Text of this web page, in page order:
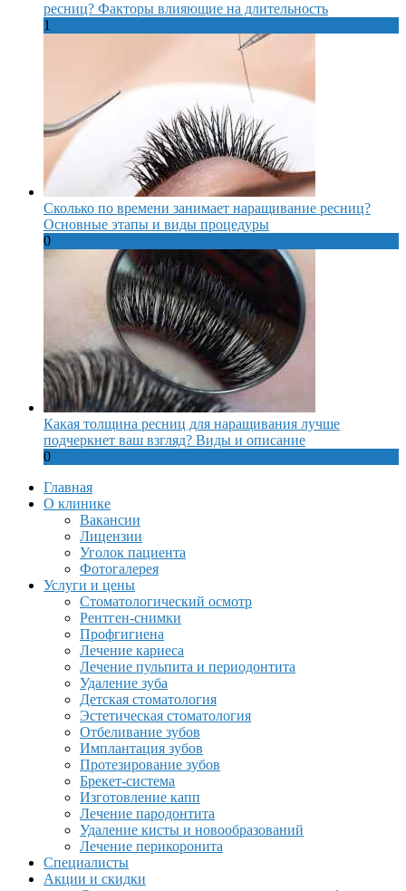
ресниц? Факторы влияющие на длительность
1
Сколько по времени занимает наращивание ресниц?
Основные этапы и виды процедуры
0
Какая толщина ресниц для наращивания лучше
подчеркнет ваш взгляд? Виды и описание
0
Главная
О клинике
Вакансии
Лицензии
Уголок пациента
Фотогалерея
Услуги и цены
Стоматологический осмотр
Рентген-снимки
Профгигиена
Лечение кариеса
Лечение пульпита и периодонтита
Удаление зуба
Детская стоматология
Эстетическая стоматология
Отбеливание зубов
Имплантация зубов
Протезирование зубов
Брекет-система
Изготовление капп
Лечение пародонтита
Удаление кисты и новообразований
Лечение перикоронита
Специалисты
Акции и скидки